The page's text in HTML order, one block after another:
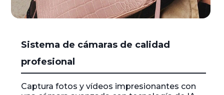
Sistema de cámaras de calidad
profesional
Captura fotos y vídeos impresionantes con